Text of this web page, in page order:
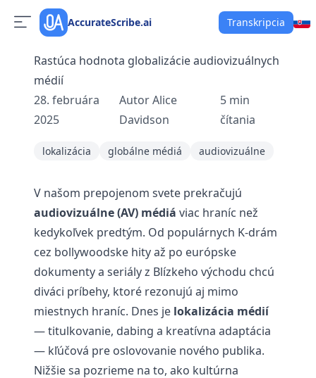
AccurateScribe.ai Transkripcia
Rastúca hodnota globalizácie audiovizuálnych
médií
28. februára
2025
AutorAlice
Davidson
5 min
čítania
lokalizácia globálne médiá audiovizuálne
V našom prepojenom svete prekračujú
audiovizuálne (AV) médiá viac hraníc než
kedykoľvek predtým. Od populárnych K-drám
cez bollywoodske hity až po európske
dokumenty a seriály z Blízkeho východu chcú
diváci príbehy, ktoré rezonujú aj mimo
miestnych hraníc. Dnes je lokalizácia médií
— titulkovanie, dabing a kreatívna adaptácia
— kľúčová pre oslovovanie nového publika.
Nižšie sa pozrieme na to, ako kultúrna